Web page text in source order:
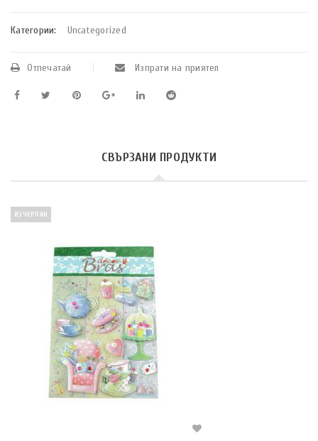
Категории: Uncategorized
Отпечатай Изпрати на приятел
СВЪРЗАНИ ПРОДУКТИ
ИЗЧЕРПАН